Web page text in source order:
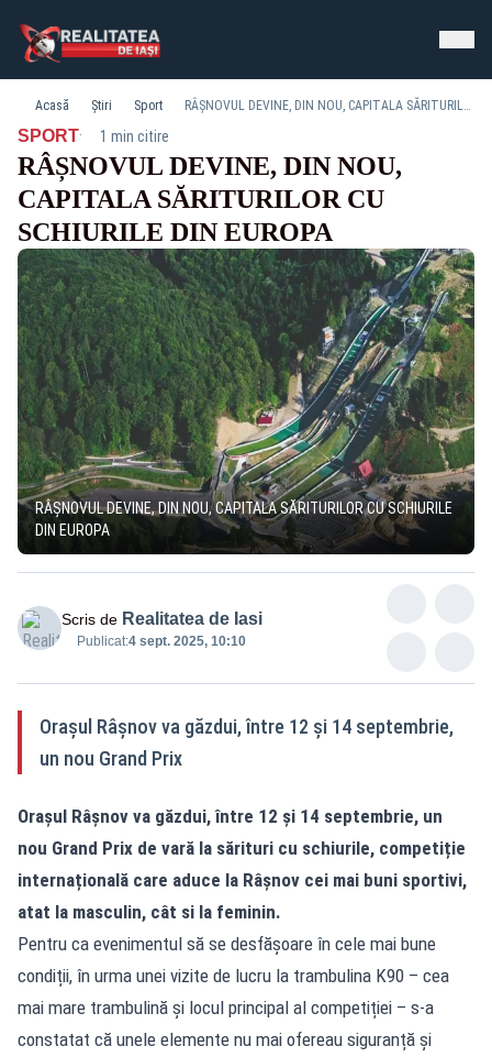
Acasă Știri Sport RÂȘNOVUL DEVINE, DIN NOU, CAPITALA SĂRITURILOR CU SCHIURILE DIN EUROPA
SPORT· 1 min citire
RÂȘNOVUL DEVINE, DIN NOU,
CAPITALA SĂRITURILOR CU
SCHIURILE DIN EUROPA
RÂȘNOVUL DEVINE, DIN NOU, CAPITALA SĂRITURILOR CU SCHIURILE
DIN EUROPA
Scris de Realitatea de Iasi
Publicat:4 sept. 2025, 10:10
Orașul Râșnov va găzdui, între 12 și 14 septembrie,
un nou Grand Prix
Orașul Râșnov va găzdui, între 12 și 14 septembrie, un
nou Grand Prix de vară la sărituri cu schiurile, competiție
internațională care aduce la Râșnov cei mai buni sportivi,
atat la masculin, cât si la feminin.
Pentru ca evenimentul să se desfășoare în cele mai bune
condiții, în urma unei vizite de lucru la trambulina K90 – cea
mai mare trambulină și locul principal al competiției – s-a
constatat că unele elemente nu mai ofereau siguranță și